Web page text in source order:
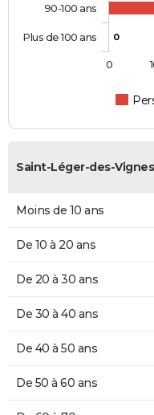
0
90-100 ans
Plus de 100 ans
0
Saint-Léger-des-Vignes
Moins de 10 ans
De 10 à 20 ans
De 20 à 30 ans
De 30 à 40 ans
De 40 à 50 ans
De 50 à 60 ans